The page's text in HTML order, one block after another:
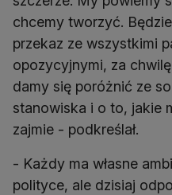
chcemy tworzyć.
przekaz ze wszystkimi
opozycyjnymi, za
damy się poróżnić ze
stanowiska i o to, jakie
zajmie - podkreślał.
- Każdy ma własne
polityce, ale dzisiaj